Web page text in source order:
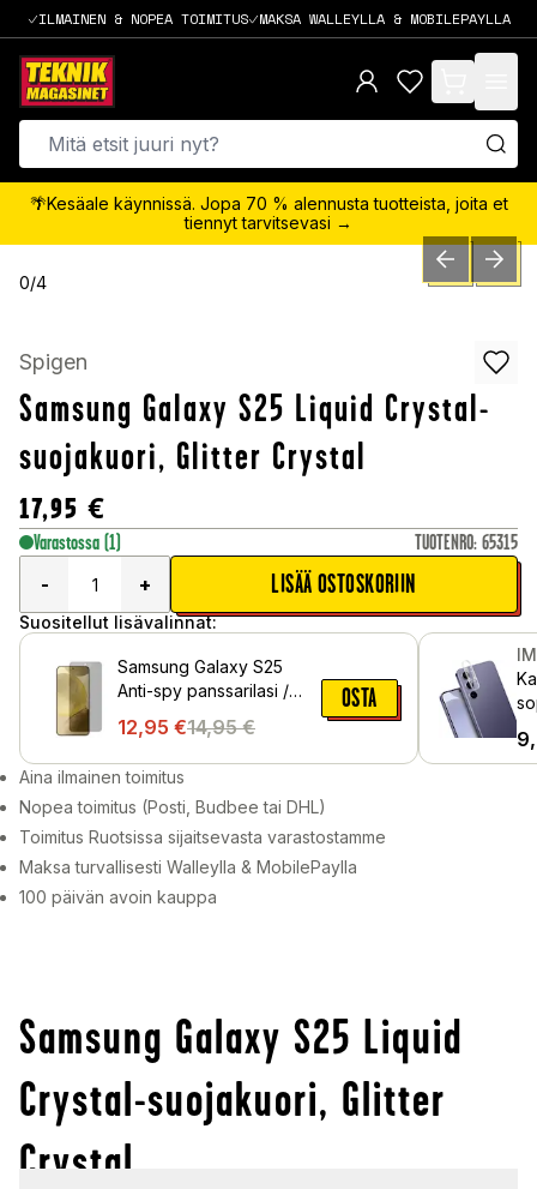
ILMAINEN & NOPEA TOIMITUS MAKSA WALLEYLLA & MOBILEPAYLLA
items in cart,
🌴Kesäale käynnissä. Jopa 70 % alennusta tuotteista, joita et
tiennyt tarvitsevasi →
0/4 PREVIOUSNEXT
Spigen
Samsung Galaxy S25 Liquid Crystal-
suojakuori, Glitter Crystal
17,95 €
Varastossa (1) TUOTENRO: 65315
-
+ LISÄÄ OSTOSKORIIN
Suositellut lisävalinnat:
Samsung Galaxy S25
Anti-spy panssarilasi /
12,95 €14,95 €
OSTA
Aina ilmainen toimitus
Nopea toimitus (Posti, Budbee tai DHL)
Toimitus Ruotsissa sijaitsevasta varastostamme
Maksa turvallisesti Walleylla & MobilePaylla
100 päivän avoin kauppa
Samsung Galaxy S25 Liquid
Crystal-suojakuori, Glitter
Crystal